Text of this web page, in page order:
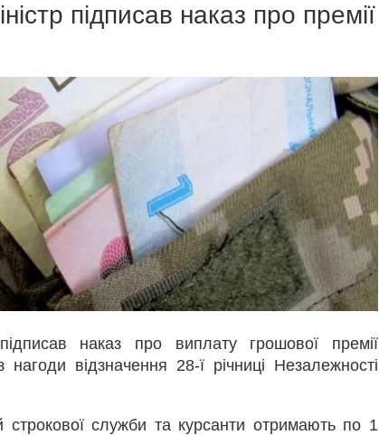
підписав наказ про премії
наказ про виплату грошової премії
відзначення 28-ї річниці Незалежності
служби та курсанти отримають по 1